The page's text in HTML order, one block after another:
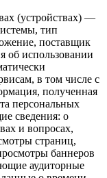
(устройствах) —
тип
поставщик
об использовании
в том числе с
полученная
персональных
сведения: о
и вопросах,
страниц,
баннеров
аудиторные